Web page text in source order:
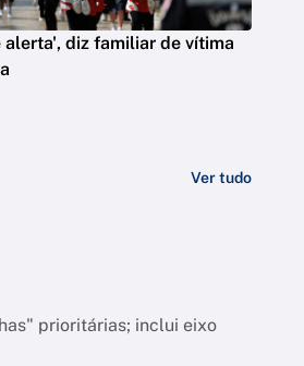
alerta', diz familiar de vítima
Ver tudo
prioritárias; inclui eixo